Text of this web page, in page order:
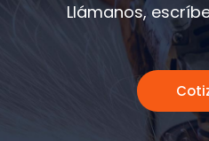
Llámanos,